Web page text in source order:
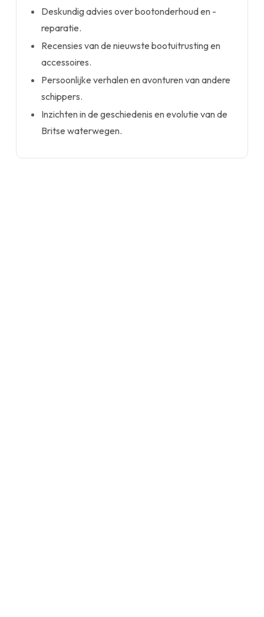
Deskundig advies over bootonderhoud en -
reparatie.
Recensies van de nieuwste bootuitrusting en
accessoires.
Persoonlijke verhalen en avonturen van andere
schippers.
Inzichten in de geschiedenis en evolutie van de
Britse waterwegen.